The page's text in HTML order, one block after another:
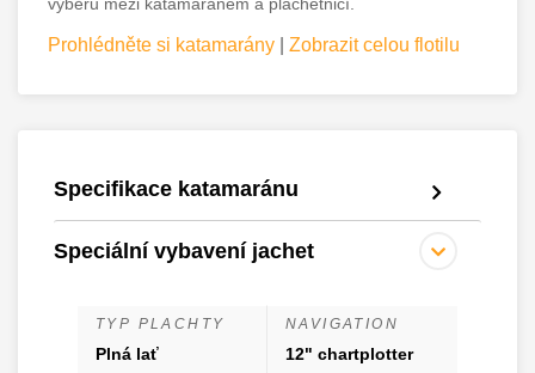
Prohlédněte si katamarány Zobrazit celou flotilu
Specifikace katamaránu
Speciální vybavení jachet
TYP PLACHTY
Plná lať
NAVIGATION
12" chartplotter